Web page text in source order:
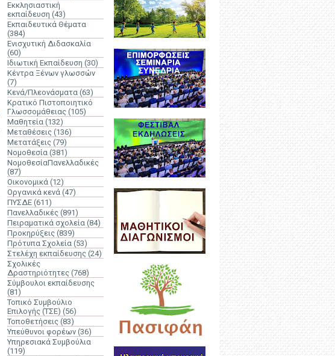
Εκκλησιαστική
εκπαίδευση (43)
Εκπαιδευτικά Θέματα
(384)
Ενισχυτική Διδασκαλία
(60)
Ιδιωτική Εκπαίδευση (30)
Κέντρα Ξένων γλωσσών
(7)
Κενά/Πλεονάσματα (63)
Κρατικό Πιστοποιητικό
Γλωσσομάθειας (105)
Μαθητεία (132)
Μεταθέσεις (136)
Μετατάξεις (79)
Νομοθεσία (381)
ΝομοθεσίαΠανελλαδικές
(87)
Οικονομικά (12)
Οργανικά κενά (47)
ΠΥΣΔΕ (611)
Πανελλαδικές (891)
Πειραματικά σχολεία (84)
Προκηρύξεις (839)
Πρότυπα Σχολεία (53)
Στελέχη εκπαίδευσης (24)
Σχολικές
Δραστηριότητες (768)
Σύμβουλοι εκπαίδευσης
(81)
Τοπικό Συμβούλιο
Επιλογής (ΤΣΕ) (56)
Τοποθετήσεις (83)
Υπεύθυνοι φορέων (36)
Υπηρεσιακά Συμβούλια
(119)